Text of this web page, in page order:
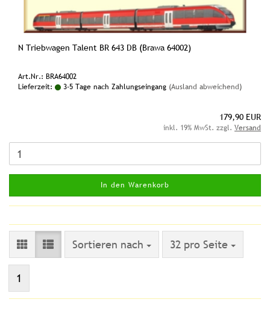
N Triebwagen Talent BR 643 DB (Brawa 64002)
Art.Nr.: BRA64002
Lieferzeit:
3-5 Tage nach Zahlungseingang (Ausland abweichend)
179,90 EUR
inkl. 19% MwSt. zzgl. Versand
In den Warenkorb
Sortieren nach
Sortieren nach 32 pro Seite
pro Seite
1